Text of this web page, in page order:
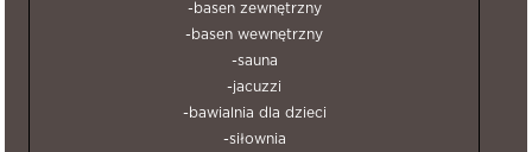
-basen zewnętrzny
-basen wewnętrzny
-sauna
-jacuzzi
-bawialnia dla dzieci
-siłownia